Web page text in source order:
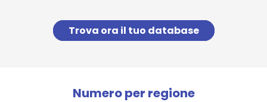
Trova ora il tuo database
Numero per regione